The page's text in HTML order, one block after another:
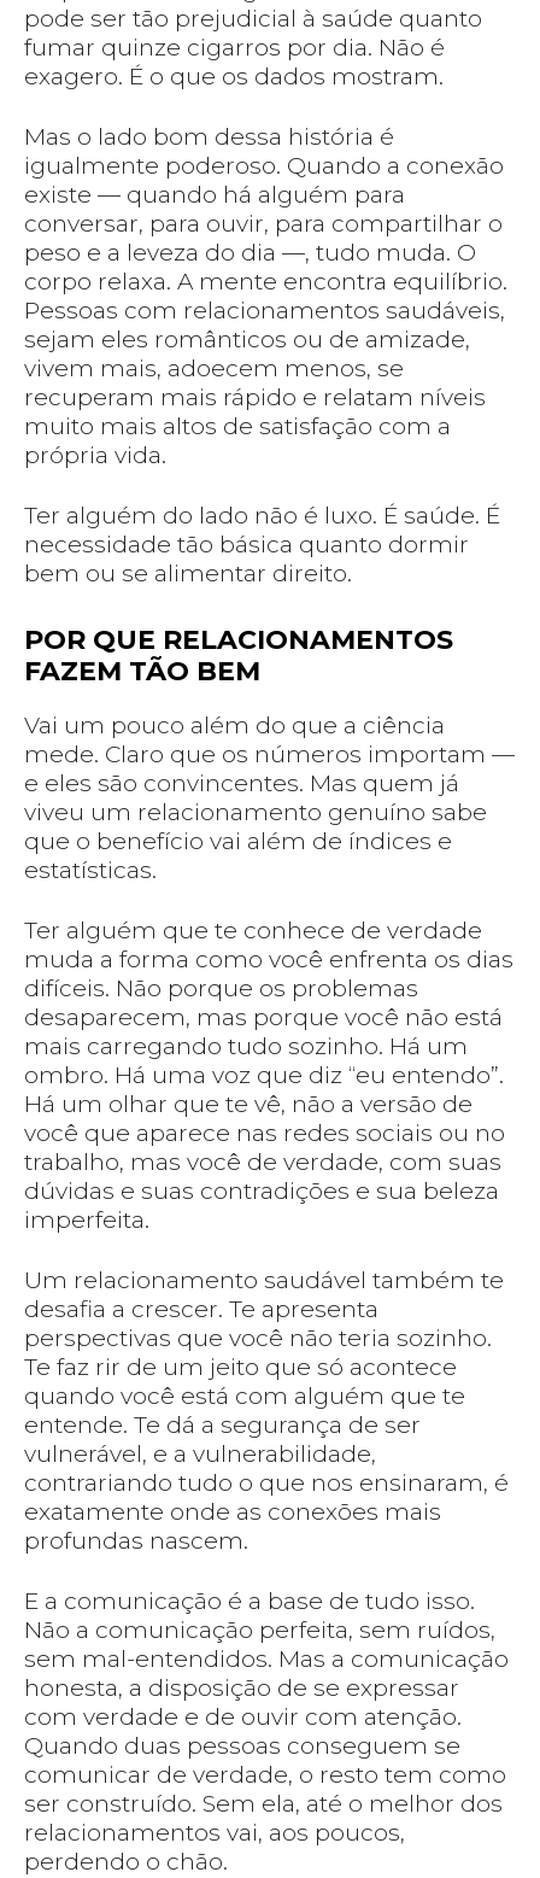
pode ser tão prejudicial à saúde quanto
fumar quinze cigarros por dia. Não é
exagero. É o que os dados mostram.
Mas o lado bom dessa história é
igualmente poderoso. Quando a conexão
existe — quando há alguém para
conversar, para ouvir, para compartilhar o
peso e a leveza do dia —, tudo muda. O
corpo relaxa. A mente encontra equilíbrio.
Pessoas com relacionamentos saudáveis,
sejam eles românticos ou de amizade,
vivem mais, adoecem menos, se
recuperam mais rápido e relatam níveis
muito mais altos de satisfação com a
própria vida.
Ter alguém do lado não é luxo. É saúde. É
necessidade tão básica quanto dormir
bem ou se alimentar direito.
POR QUE RELACIONAMENTOS
FAZEM TÃO BEM
Vai um pouco além do que a ciência
mede. Claro que os números importam —
e eles são convincentes. Mas quem já
viveu um relacionamento genuíno sabe
que o benefício vai além de índices e
estatísticas.
Ter alguém que te conhece de verdade
muda a forma como você enfrenta os dias
difíceis. Não porque os problemas
desaparecem, mas porque você não está
mais carregando tudo sozinho. Há um
ombro. Há uma voz que diz “eu entendo”.
Há um olhar que te vê, não a versão de
você que aparece nas redes sociais ou no
trabalho, mas você de verdade, com suas
dúvidas e suas contradições e sua beleza
imperfeita.
Um relacionamento saudável também te
desafia a crescer. Te apresenta
perspectivas que você não teria sozinho.
Te faz rir de um jeito que só acontece
quando você está com alguém que te
entende. Te dá a segurança de ser
vulnerável, e a vulnerabilidade,
contrariando tudo o que nos ensinaram, é
exatamente onde as conexões mais
profundas nascem.
E a comunicação é a base de tudo isso.
Não a comunicação perfeita, sem ruídos,
sem mal-entendidos. Mas a comunicação
honesta, a disposição de se expressar
com verdade e de ouvir com atenção.
Quando duas pessoas conseguem se
comunicar de verdade, o resto tem como
ser construído. Sem ela, até o melhor dos
relacionamentos vai, aos poucos,
perdendo o chão.